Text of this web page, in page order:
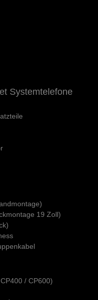
Systemtelefone
19 Zoll)
/ CP600)